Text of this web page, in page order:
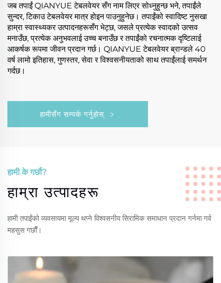
जब तपाईं QIANYUE टेबलवेयर सँग नाम लिएर सोध्नुहुन्छ भने, तपाईंले
सुन्दर, टिकाउ टेबलवेयर मात्र होइन पाउनुहुनेछ। तपाईंको स्वादिष्ट नुसखा
हाम्रा स्वास्थ्यकर उत्पादनहरूसँग भेट्छ, जसले प्रत्येक स्वादको उत्सव
मनाउँछ, प्रत्येक अनुभवलाई उच्च बनाउँछ र तपाईंको रचनात्मक दृष्टिलाई
आकर्षक रूपमा जीवन प्रदान गर्छ। QIANYUE टेबलवेयर ब्रान्डले 40
वर्ष लामो इतिहास, गुणस्तर, सेवा र विश्वसनीयताको साथ तपाईंलाई समर्थन
गर्दछ।
हामीसँग सम्पर्क गर्नुहोस्
हामी के गर्छौ?
हाम्रा उत्पादहरू
हामी तपाईंको व्यवसायमा मूल्य थप्ने विश्वसनीय सिरामिक समाधान प्रदान गर्नमा गर्व
महसुस गर्छौं।